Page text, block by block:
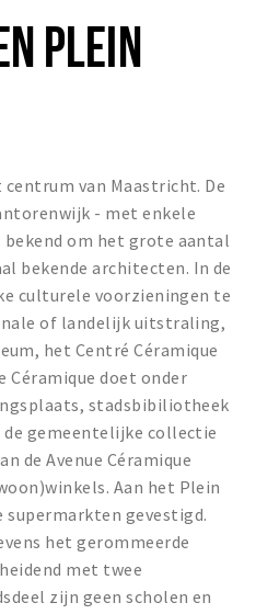
PLEIN
van Maastricht. De
- met enkele
om het grote aantal
bekende architecten. In de
culturele voorzieningen te
of landelijk uitstraling,
het Centré Céramique
Céramique doet onder
stadsbibiliotheek
gemeentelijke collectie
de Avenue Céramique
Aan het Plein
supermarkten gevestigd.
het gerommeerde
met twee
zijn geen scholen en